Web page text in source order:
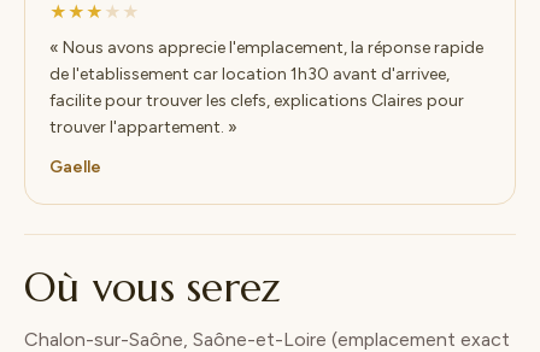
★★★ ★★
« Nous avons apprecie l'emplacement, la réponse rapide
de l'etablissement car location 1h30 avant d'arrivee,
facilite pour trouver les clefs, explications Claires pour
trouver l'appartement. »
Gaelle
Où vous serez
Chalon-sur-Saône, Saône-et-Loire (emplacement exact